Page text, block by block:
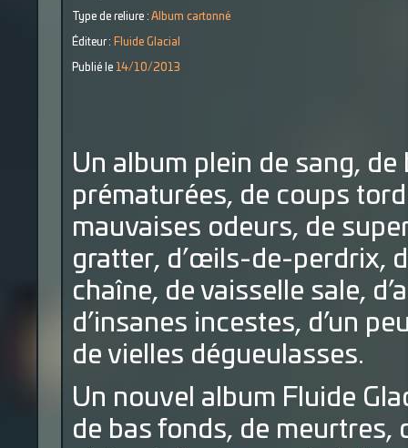
Type de reliure : Album cartonné
Éditeur : Fluide Glacial
Publié le 14/10/2013
Un album plein de sang,
prématurées, de coups
mauvaises odeurs, de
gratter, d’œils-de-perdrix,
chaîne, de vaisselle sale,
d’insanes incestes, d’un
de vielles dégueulasses.
Un nouvel album Fluide
de bas fonds, de meurtres,